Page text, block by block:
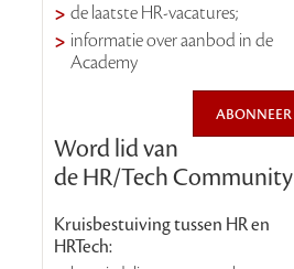
de laatste HR-vacatures;
informatie over aanbod in de
Academy
abonneer
Word lid van
de HR/Tech Community
Kruisbestuiving tussen HR en
HRTech: